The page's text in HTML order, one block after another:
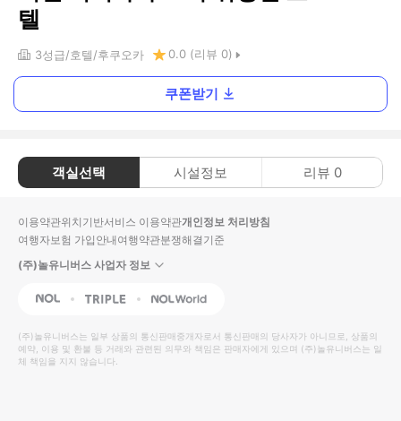
텔
3성급 호텔 후쿠오카 0.0 (리뷰 0)
쿠폰받기
객실선택 시설정보 리뷰 0
이용약관위치기반서비스 이용약관개인정보 처리방침
여행자보험 가입안내여행약관분쟁해결기준
(주)놀유니버스 사업자 정보
NOL Triple Interpark Global
(주)놀유니버스는 일부 상품의 통신판매중개자로서 통신판매의 당사자가 아니므로, 상품의
예약, 이용 및 환불 등 거래와 관련된 의무와 책임은 판매자에게 있으며 (주)놀유니버스는 일
체 책임을 지지 않습니다.